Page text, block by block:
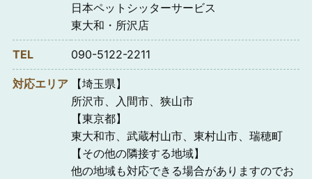
日本ペットシッターサービス
東大和・所沢店
TEL 090-5122-2211
対応エリア
【埼玉県】
所沢市、入間市、狭山市
【東京都】
東大和市、武蔵村山市、東村山市、瑞穂町
【その他の隣接する地域】
他の地域も対応できる場合がありますのでお